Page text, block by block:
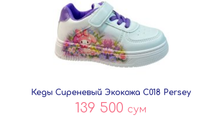
Кеды Сиреневый Экокожа C018 Persey
139 500 сум